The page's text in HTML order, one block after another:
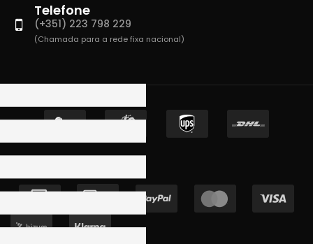
Telefone
(+351) 223 798 229
(Chamada para a rede fixa nacional)